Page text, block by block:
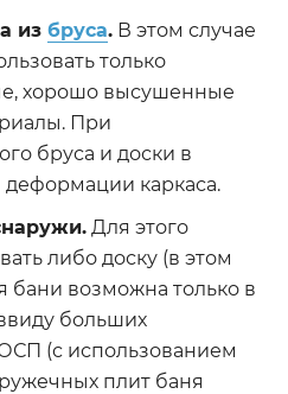
из бруса. В этом случае
только
хорошо высушенные
При
бруса и доски в
каркаса.
Для этого
либо доску (в этом
бани возможна только в
больших
(с использованием
плит баня